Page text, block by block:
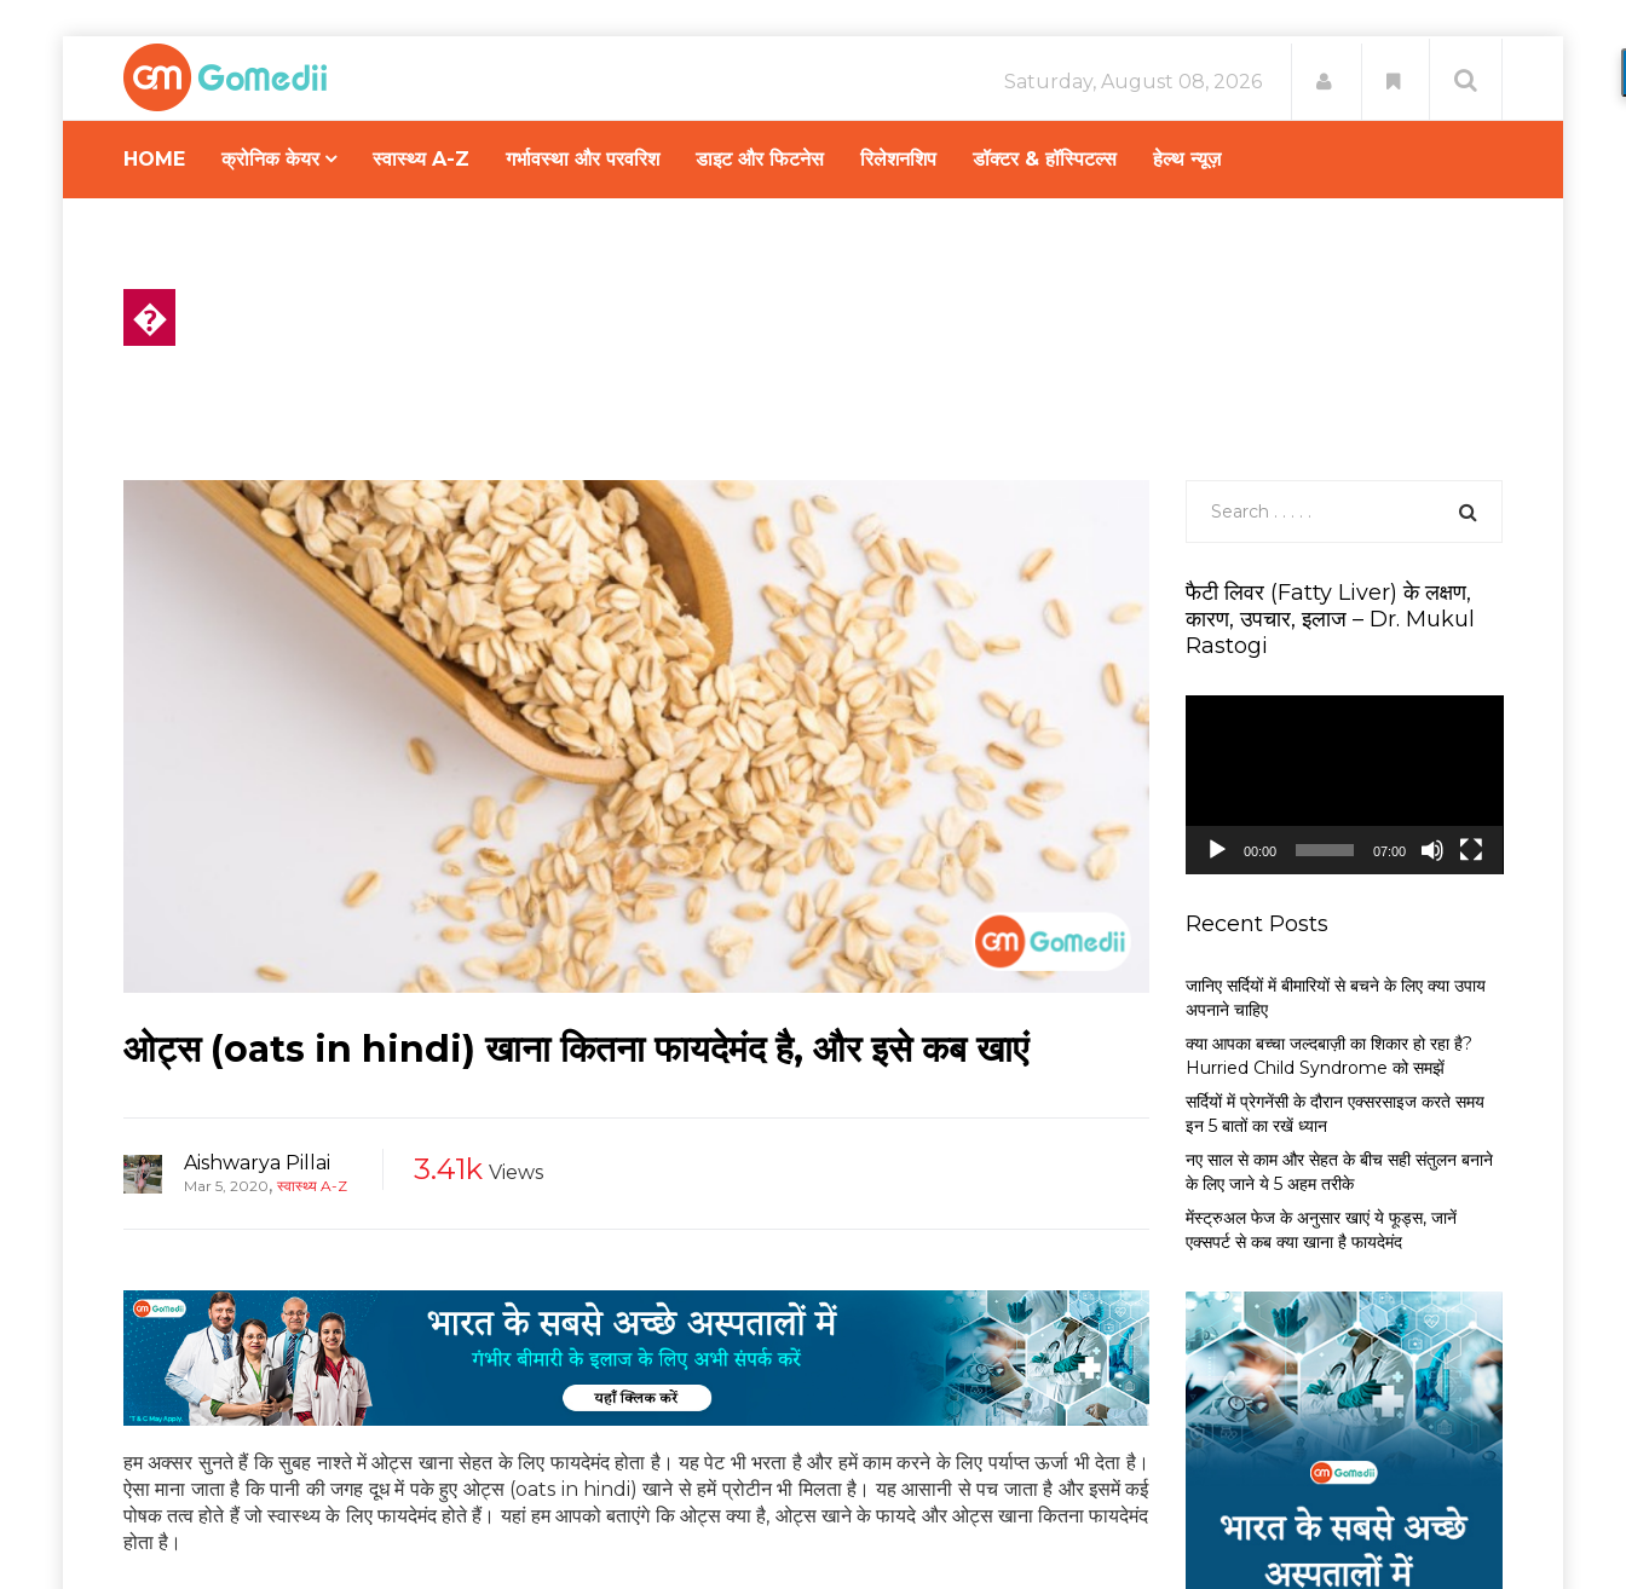
Saturday, August 08, 2026
HOME क्रोनिक केयर स्वास्थ्य A-Z गर्भावस्था और परवरिश डाइट और फिटनेस रिलेशनशिप डॉक्टर & हॉस्पिटल्स हेल्थ न्यूज़
�
ओट्स (oats in hindi) खाना कितना फायदेमंद है, और इसे कब खाएं
Aishwarya Pillai
Mar 5, 2020, स्वास्थ्य A-Z 3.41k Views
हम अक्सर सुनते हैं कि सुबह नाश्ते में ओट्स खाना सेहत के लिए फायदेमंद होता है। यह पेट भी भरता है और हमें काम करने के लिए पर्याप्त ऊर्जा भी देता है।
ऐसा माना जाता है कि पानी की जगह दूध में पके हुए ओट्स (oats in hindi) खाने से हमें प्रोटीन भी मिलता है। यह आसानी से पच जाता है और इसमें कई
पोषक तत्व होते हैं जो स्वास्थ्य के लिए फायदेमंद होते हैं। यहां हम आपको बताएंगे कि ओट्स क्या है, ओट्स खाने के फायदे और ओट्स खाना कितना फायदेमंद
होता है।
फैटी लिवर (Fatty Liver) के लक्षण,
कारण, उपचार, इलाज – Dr. Mukul
Rastogi
y
00:00 07:00
Recent Posts
जानिए सर्दियों में बीमारियों से बचने के लिए क्या उपाय
अपनाने चाहिए
क्या आपका बच्चा जल्दबाज़ी का शिकार हो रहा है?
Hurried Child Syndrome को समझें
सर्द‍ियों में प्रेगनेंसी के दौरान एक्सरसाइज करते समय
इन 5 बातों का रखें ध्यान
नए साल से काम और सेहत के बीच सही संतुलन बनाने
के लिए जाने ये 5 अहम तरीके
मेंस्ट्रुअल फेज के अनुसार खाएं ये फूड्स, जानें
एक्सपर्ट से कब क्या खाना है फायदेमंद